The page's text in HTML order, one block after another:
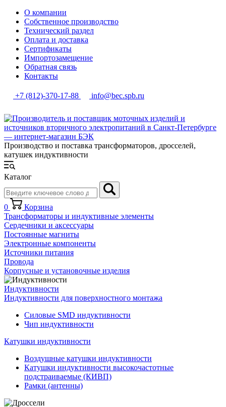
О компании
Собственное производство
Технический раздел
Оплата и доставка
Сертификаты
Импортозамещение
Обратная связь
Контакты
+7 (812)-370-17-88 info@bec.spb.ru
Производство и поставка трансформаторов, дросселей,
катушек индуктивности
Каталог
0
Корзина
Трансформаторы и индуктивные элементы
Сердечники и аксессуары
Постоянные магниты
Электронные компоненты
Источники питания
Провода
Корпусные и установочные изделия
Индуктивности
Индуктивности для поверхностного монтажа
Силовые SMD индуктивности
Чип индуктивности
Катушки индуктивности
Воздушные катушки индуктивности
Катушки индуктивности высокочастотные
подстраиваемые (КИВП)
Рамки (антенны)